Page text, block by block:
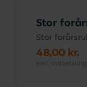
Stor
Stor
48,00 kr.
inkl. indbetaling